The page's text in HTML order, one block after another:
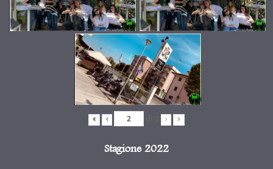
« ‹ › »
Stagione 2022